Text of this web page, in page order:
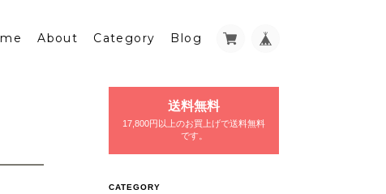
About Category Blog
送料無料
17,800円以上のお買上げで送料無料
です。
CATEGORY